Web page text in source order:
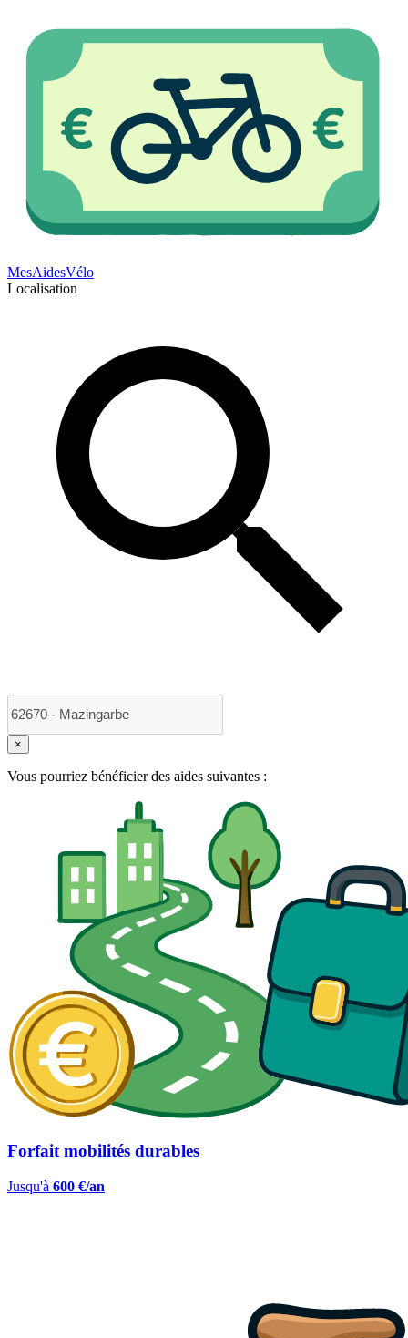
MesAidesVélo
Localisation
×
Vous pourriez bénéficier des aides suivantes :
Forfait mobilités durables
Jusqu'à 600 €/an